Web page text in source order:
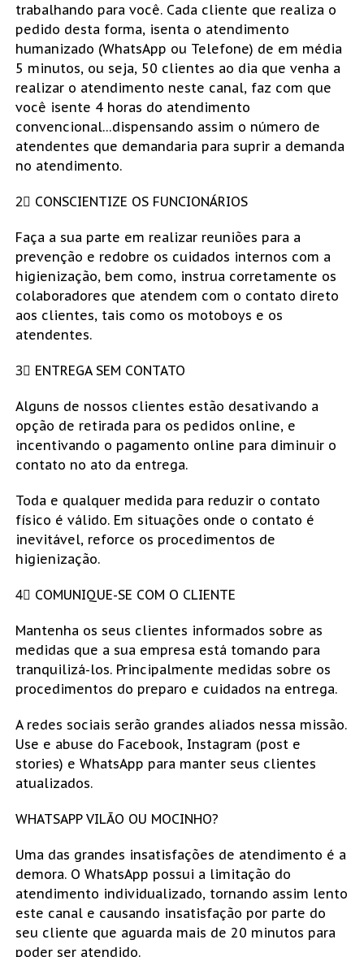
trabalhando para você. Cada cliente que realiza o
pedido desta forma, isenta o atendimento
humanizado (WhatsApp ou Telefone) de em média
5 minutos, ou seja, 50 clientes ao dia que venha a
realizar o atendimento neste canal, faz com que
você isente 4 horas do atendimento
convencional…dispensando assim o número de
atendentes que demandaria para suprir a demanda
no atendimento.
2⃣ CONSCIENTIZE OS FUNCIONÁRIOS
Faça a sua parte em realizar reuniões para a
prevenção e redobre os cuidados internos com a
higienização, bem como, instrua corretamente os
colaboradores que atendem com o contato direto
aos clientes, tais como os motoboys e os
atendentes.
3⃣ ENTREGA SEM CONTATO
Alguns de nossos clientes estão desativando a
opção de retirada para os pedidos online, e
incentivando o pagamento online para diminuir o
contato no ato da entrega.
Toda e qualquer medida para reduzir o contato
físico é válido. Em situações onde o contato é
inevitável, reforce os procedimentos de
higienização.
4⃣ COMUNIQUE-SE COM O CLIENTE
Mantenha os seus clientes informados sobre as
medidas que a sua empresa está tomando para
tranquilizá-los. Principalmente medidas sobre os
procedimentos do preparo e cuidados na entrega.
A redes sociais serão grandes aliados nessa missão.
Use e abuse do Facebook, Instagram (post e
stories) e WhatsApp para manter seus clientes
atualizados.
WHATSAPP VILÃO OU MOCINHO?
Uma das grandes insatisfações de atendimento é a
demora. O WhatsApp possui a limitação do
atendimento individualizado, tornando assim lento
este canal e causando insatisfação por parte do
seu cliente que aguarda mais de 20 minutos para
poder ser atendido.